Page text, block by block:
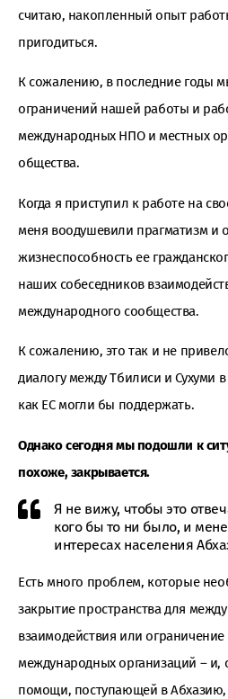
считаю, накопленный опыт
пригодиться.
К сожалению, в последние годы
ограничений нашей работы и
международных НПО и местных
общества.
Когда я приступил к работе на
меня воодушевили прагматизм и
жизнеспособность ее
наших собеседников
международного сообщества.
К сожалению, это так и не
диалогу между Тбилиси и Сухуми
как ЕС могли бы поддержать.
Однако сегодня мы подошли к
похоже, закрывается.
Я не вижу, чтобы это
кого бы то ни было, и
интересах населения
Есть много проблем, которые
закрытие пространства для
взаимодействия или ограничение
международных организаций – и,
помощи, поступающей в Абхазию,